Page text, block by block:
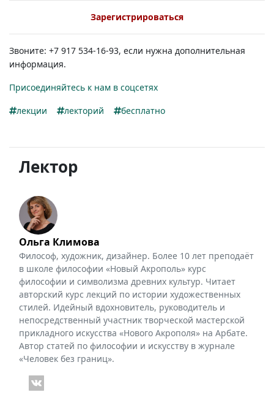
Зарегистрироваться
Звоните: +7 917 534-16-93, если нужна дополнительная
информация.
Присоединяйтесь к нам в соцсетях
лекции
лекторий бесплатно
Лектор
Ольга Климова
Философ, художник, дизайнер. Более 10 лет преподаёт
в школе философии «Новый Акрополь» курс
философии и символизма древних культур. Читает
авторский курс лекций по истории художественных
стилей. Идейный вдохновитель, руководитель и
непосредственный участник творческой мастерской
прикладного искусства «Нового Акрополя» на Арбате.
Автор статей по философии и искусству в журнале
«Человек без границ».